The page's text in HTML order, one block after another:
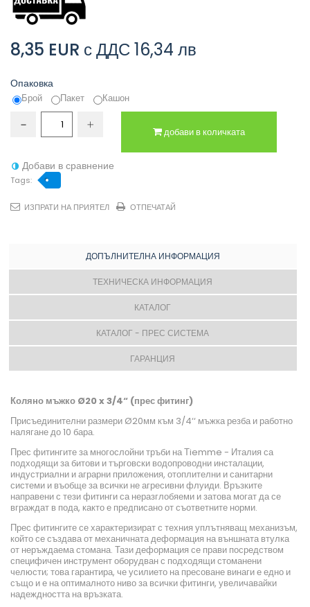
8,35 EUR с ДДС 16,34 лв
Опаковка
Брой Пакет Кашон
добави в количката
Добави в сравнение
Tags:
ИЗПРАТИ НА ПРИЯТЕЛ ОТПЕЧАТАЙ
ДОПЪЛНИТЕЛНА ИНФОРМАЦИЯ
ТЕХНИЧЕСКА ИНФОРМАЦИЯ
КАТАЛОГ
КАТАЛОГ - ПРЕС СИСТЕМА
ГАРАНЦИЯ
Коляно мъжко Ø20 x 3/4“ (прес фитинг)
Присъединителни размери Ø20мм към 3/4‘‘ мъжка резба и работно
налягане до 10 бара.
Прес фитингите за многослойни тръби на Тiemme - Италия са
подходящи за битови и търговски водопроводни инсталации,
индустриални и аграрни приложения, отоплителни и санитарни
системи и въобще за всички не агресивни флуиди. Връзките
направени с тези фитинги са неразглобяеми и затова могат да се
вграждат в пода, както е предписано от съответните норми.
Прес фитингите се характеризират с техния уплътняващ механизъм,
който се създава от механичната деформация на външната втулка
от неръждаема стомана. Тази деформация се прави посредством
специфичен инструмент оборудван с подходящи стоманени
челюсти; това гарантира, че усилието на пресоване винаги е едно и
също и е на оптималното ниво за всички фитинги, увеличавайки
надеждността на връзката.